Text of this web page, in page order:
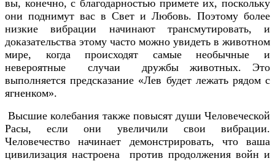
вы, конечно, с благодарностью примете их, поскольку
они поднимут вас в Свет и Любовь. Поэтому более
низкие вибрации начинают трансмутировать, и
доказательства этому часто можно увидеть в животном
мире, когда происходят самые необычные и
невероятные случаи дружбы животных. Это
выполняется предсказание «Лев будет лежать рядом с
ягненком».
Высшие колебания также повысят души Человеческой
Расы, если они увеличили свои вибрации.
Человечество начинает демонстрировать, что ваша
цивилизация настроена против продолжения войн и